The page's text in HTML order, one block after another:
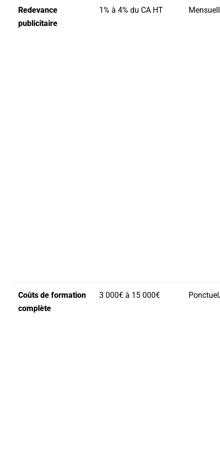
Redevance
publicitaire
1% à 4% du CA HT
Coûts de formation
complète
3 000€ à 15 000€